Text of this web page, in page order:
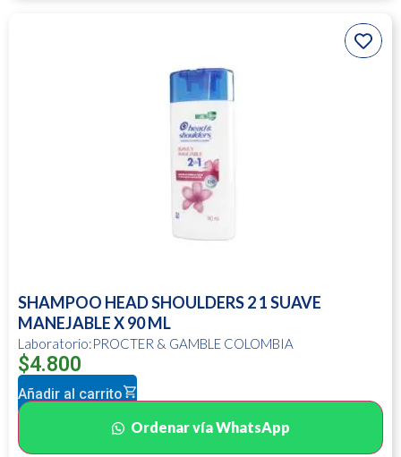
SHAMPOO HEAD SHOULDERS 2 1 SUAVE
MANEJABLE X 90 ML
Laboratorio:PROCTER & GAMBLE COLOMBIA
$4.800
Añadir al carrito
Ordenar vía WhatsApp